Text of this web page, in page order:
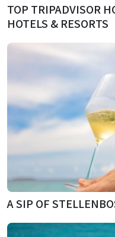
TOP TRIPADVISOR
HOTELS & RESORTS
A SIP OF